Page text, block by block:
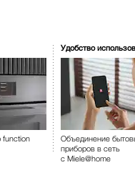
Духовые шкафы с СВЧ
function
Удобство
Объединение
приборов в сеть
с Miele@home